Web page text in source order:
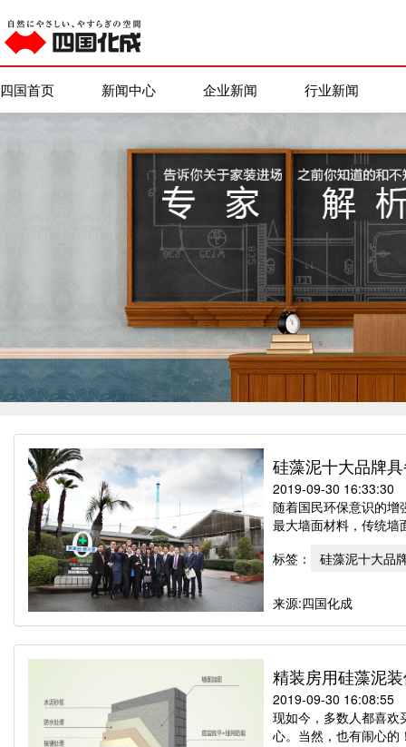
四国首页 新闻中心 企业新闻 行业新闻
硅藻泥十大品牌
2019-09-30 16:33:30
随着国民环保意识的增
最大墙面材料，传统墙
标签：
硅藻泥十大品
来源:四国化成
精装房用硅藻泥
2019-09-30 16:08:55
现如今，多数人都喜欢
心。当然，也有闹心的